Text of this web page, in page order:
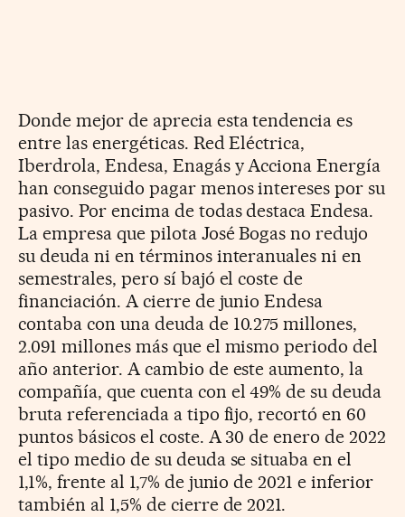
Donde mejor de aprecia esta tendencia es
entre las energéticas. Red Eléctrica,
Iberdrola, Endesa, Enagás y Acciona Energía
han conseguido pagar menos intereses por su
pasivo. Por encima de todas destaca Endesa.
La empresa que pilota José Bogas no redujo
su deuda ni en términos interanuales ni en
semestrales, pero sí bajó el coste de
financiación. A cierre de junio Endesa
contaba con una deuda de 10.275 millones,
2.091 millones más que el mismo periodo del
año anterior. A cambio de este aumento, la
compañía, que cuenta con el 49% de su deuda
bruta referenciada a tipo fijo, recortó en 60
puntos básicos el coste. A 30 de enero de 2022
el tipo medio de su deuda se situaba en el
1,1%, frente al 1,7% de junio de 2021 e inferior
también al 1,5% de cierre de 2021.